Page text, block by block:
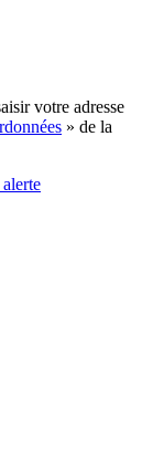
votre adresse
» de la